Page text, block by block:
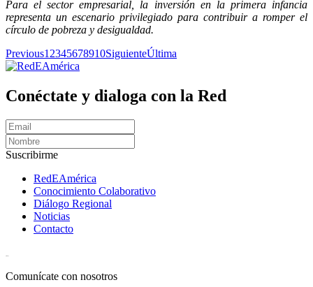
Para el sector empresarial, la inversión en la primera infancia
representa un escenario privilegiado para contribuir a romper el
círculo de pobreza y desigualdad.
Previous1 2345678910SiguienteÚltima
Conéctate y dialoga con la Red
Suscribirme
RedEAmérica
Conocimiento Colaborativo
Diálogo Regional
Noticias
Contacto
Comunícate con nosotros